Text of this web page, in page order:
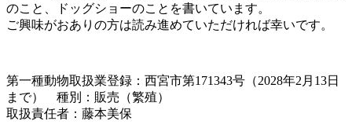
のこと、ドッグショーのことを書いています。
ご興味がおありの方は読み進めていただければ幸いです。
第一種動物取扱業登録：西宮市第171343号（2028年2月13日
まで） 種別：販売（繁殖）
取扱責任者：藤本美保